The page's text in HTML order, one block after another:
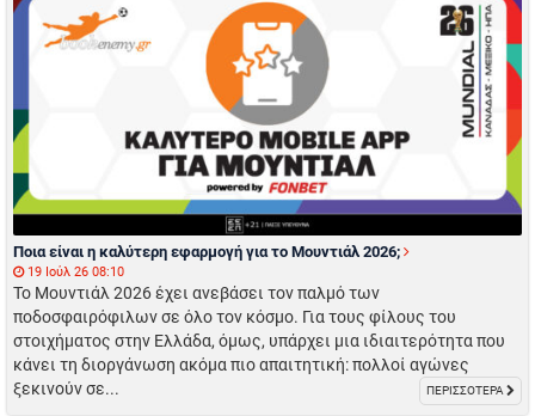
Ποια είναι η καλύτερη εφαρμογή για το Μουντιάλ 2026;
19 Ιούλ 26 08:10
Το Μουντιάλ 2026 έχει ανεβάσει τον παλμό των
ποδοσφαιρόφιλων σε όλο τον κόσμο. Για τους φίλους του
στοιχήματος στην Ελλάδα, όμως, υπάρχει μια ιδιαιτερότητα που
κάνει τη διοργάνωση ακόμα πιο απαιτητική: πολλοί αγώνες
ξεκινούν σε...
ΠΕΡΙΣΣΟΤΕΡΑ